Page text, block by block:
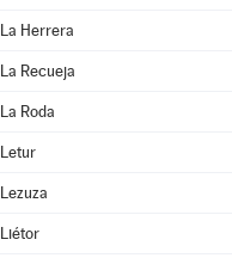
La Herrera
La Recueja
La Roda
Letur
Lezuza
Liétor